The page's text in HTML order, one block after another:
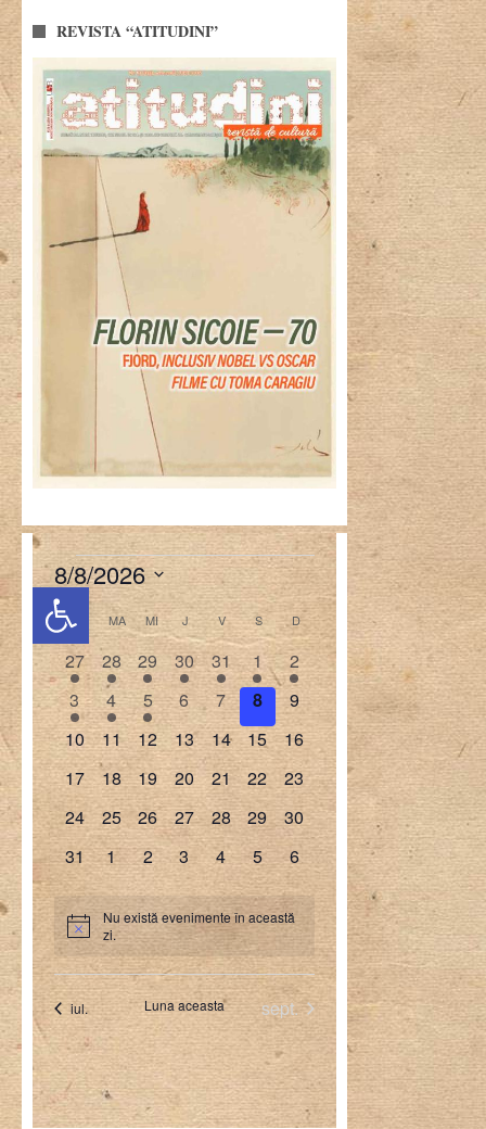
REVISTA “ATITUDINI”